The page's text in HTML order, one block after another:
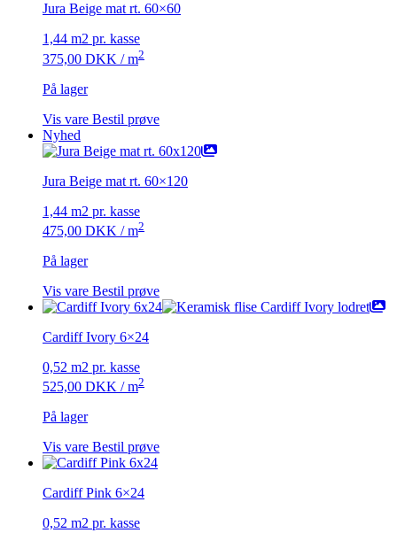
Jura Beige mat rt. 60×60
1,44 m2 pr. kasse
375,00 DKK / m2
På lager
Vis vare Bestil prøve
Nyhed
Jura Beige mat rt. 60×120
1,44 m2 pr. kasse
475,00 DKK / m2
På lager
Vis vare Bestil prøve
Cardiff Ivory 6×24
0,52 m2 pr. kasse
525,00 DKK / m2
På lager
Vis vare Bestil prøve
Cardiff Pink 6×24
0,52 m2 pr. kasse